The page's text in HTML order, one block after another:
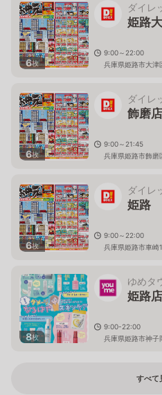
6枚
ダイレ
姫路
9:00～22:00
兵庫県姫路市大
6枚
ダイレ
飾磨店
9:00～21:45
兵庫県姫路市飾
6枚
ダイレ
姫路
9:00～22:00
兵庫県姫路市車崎
8枚
ゆめタ
姫路店
9:00-22:00
兵庫県姫路市神子
すべて